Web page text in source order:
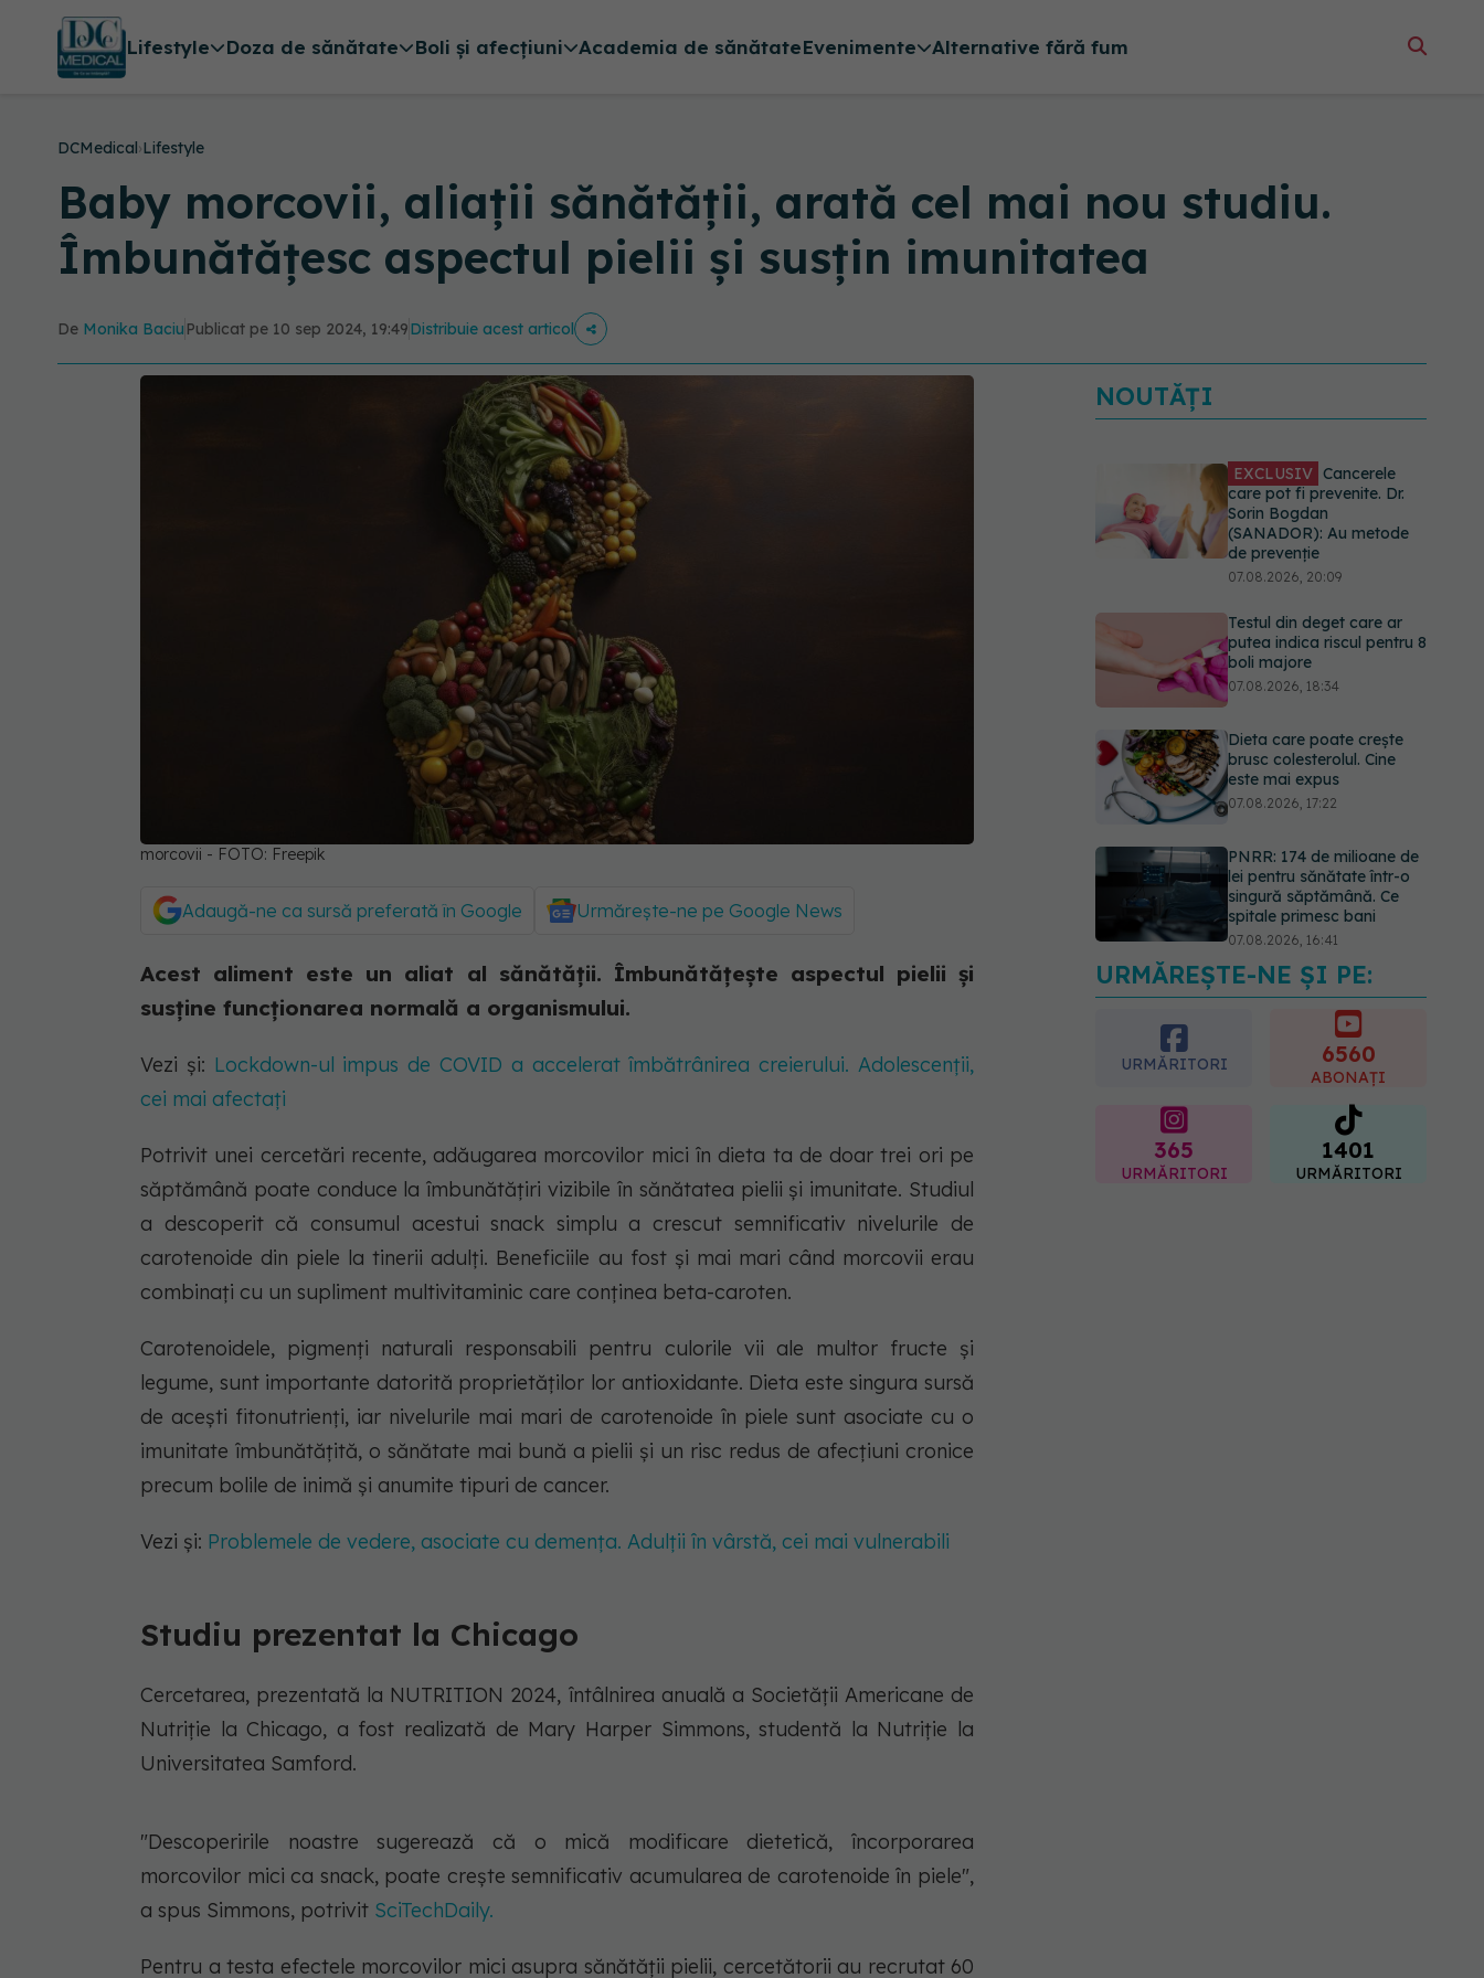
Lifestyle Doza de sănătate Boli și afecțiuni Academia de sănătateEvenimente Alternative fără fum
DCMedical›Lifestyle
Baby morcovii, aliații sănătății, arată cel mai nou studiu.
Îmbunătățesc aspectul pielii și susțin imunitatea
De Monika Baciu Publicat pe 10 sep 2024, 19:49Distribuie acest articol
morcovii - FOTO: Freepik
Adaugă-ne ca sursă preferată în Google Urmărește-ne pe Google News
Acest aliment este un aliat al sănătății. Îmbunătățește aspectul pielii și
susține funcționarea normală a organismului.
Vezi și: Lockdown-ul impus de COVID a accelerat îmbătrânirea creierului. Adolescenții,
cei mai afectați
Potrivit unei cercetări recente, adăugarea morcovilor mici în dieta ta de doar trei ori pe
săptămână poate conduce la îmbunătățiri vizibile în sănătatea pielii și imunitate. Studiul
a descoperit că consumul acestui snack simplu a crescut semnificativ nivelurile de
carotenoide din piele la tinerii adulți. Beneficiile au fost și mai mari când morcovii erau
combinați cu un supliment multivitaminic care conținea beta-caroten.
Carotenoidele, pigmenți naturali responsabili pentru culorile vii ale multor fructe și
legume, sunt importante datorită proprietăților lor antioxidante. Dieta este singura sursă
de acești fitonutrienți, iar nivelurile mai mari de carotenoide în piele sunt asociate cu o
imunitate îmbunătățită, o sănătate mai bună a pielii și un risc redus de afecțiuni cronice
precum bolile de inimă și anumite tipuri de cancer.
Vezi și: Problemele de vedere, asociate cu demența. Adulții în vârstă, cei mai vulnerabili
Studiu prezentat la Chicago
Cercetarea, prezentată la NUTRITION 2024, întâlnirea anuală a Societății Americane de
Nutriție la Chicago, a fost realizată de Mary Harper Simmons, studentă la Nutriție la
Universitatea Samford.
"Descoperirile noastre sugerează că o mică modificare dietetică, încorporarea
morcovilor mici ca snack, poate crește semnificativ acumularea de carotenoide în piele",
a spus Simmons, potrivit SciTechDaily.
Pentru a testa efectele morcovilor mici asupra sănătății pielii, cercetătorii au recrutat 60
NOUTĂȚI
EXCLUSIV Cancerele
care pot fi prevenite. Dr.
Sorin Bogdan
(SANADOR): Au metode
de prevenție
07.08.2026, 20:09
Testul din deget care ar
putea indica riscul pentru 8
boli majore
07.08.2026, 18:34
Dieta care poate crește
brusc colesterolul. Cine
este mai expus
07.08.2026, 17:22
PNRR: 174 de milioane de
lei pentru sănătate într-o
singură săptămână. Ce
spitale primesc bani
07.08.2026, 16:41
Ce spune culoarea ta
preferată despre vârsta
pe care o ai. Care este
"codul cromatic" al
URMĂREȘTE-NE ȘI PE:
URMĂRITORI 6560
ABONAȚI
365
URMĂRITORI
1401
URMĂRITORI